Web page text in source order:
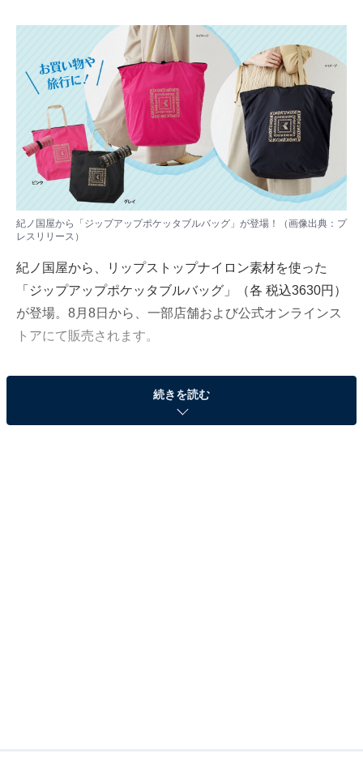
紀ノ国屋から「ジップアップポケッタブルバッグ」が登場！（画像出典：プ
レスリリース）
紀ノ国屋から、リップストップナイロン素材を使った
「ジップアップポケッタブルバッグ」（各 税込3630円）
が登場。8月8日から、一部店舗および公式オンラインス
トアにて販売されます。
軽くて丈夫な「リップストップナイロン素材」
続きを読む